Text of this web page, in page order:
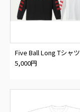
Five Ball Long Tシャツ
5,000円